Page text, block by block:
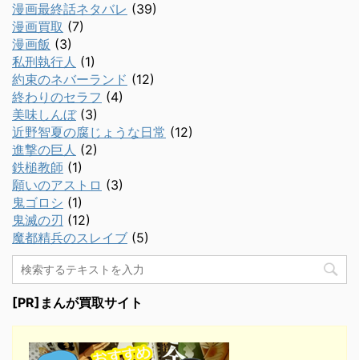
漫画最終話ネタバレ (39)
漫画買取 (7)
漫画飯 (3)
私刑執行人 (1)
約束のネバーランド (12)
終わりのセラフ (4)
美味しんぼ(3)
近野智夏の腐じょうな日常 (12)
進撃の巨人 (2)
鉄槌教師 (1)
願いのアストロ (3)
鬼ゴロシ (1)
鬼滅の刃 (12)
魔都精兵のスレイブ (5)
[PR]まんが買取サイト